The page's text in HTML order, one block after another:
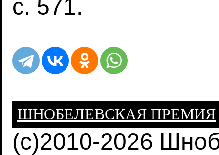
с. 571.
ШНОБЕЛЕВСКАЯ ПРЕМИЯ
(c)2010-2026